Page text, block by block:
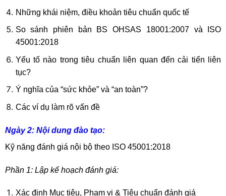
Những khái niệm, điều khoản tiêu chuẩn quốc tế
So sánh phiên bản BS OHSAS 18001:2007 và ISO
45001:2018
Yếu tố nào trong tiêu chuẩn liên quan đến cải tiến liên
tục?
Ý nghĩa của “sức khỏe” và “an toàn”?
Các ví dụ làm rõ vấn đề
Ngày 2: Nội dung đào tạo:
Kỹ năng đánh giá nội bộ theo ISO 45001:2018
Phần 1: Lập kế hoạch đánh giá:
Xác định Mục tiêu, Phạm vi & Tiêu chuẩn đánh giá